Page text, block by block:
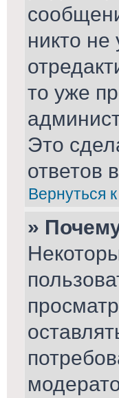
никто не
то уже
Это
ответов
Вернуться
»